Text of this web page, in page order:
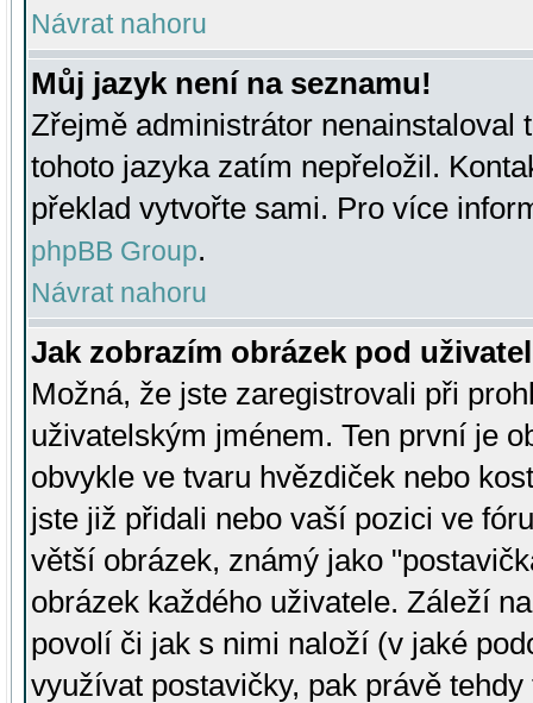
Návrat nahoru
Můj jazyk není na seznamu!
Zřejmě administrátor nenainstaloval
tohoto jazyka zatím nepřeložil.
překlad vytvořte sami. Pro více
phpBB Group.
Návrat nahoru
Jak zobrazím obrázek pod
Možná, že jste zaregistrovali při
uživatelským jménem. Ten první je
obvykle ve tvaru hvězdiček nebo
jste již přidali nebo vaší pozici ve
větší obrázek, známý jako
obrázek každého uživatele. Záleží
povolí či jak s nimi naloží (v jaké
využívat postavičky, pak právě